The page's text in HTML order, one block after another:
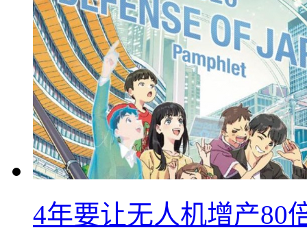
4年要让无人机增产80